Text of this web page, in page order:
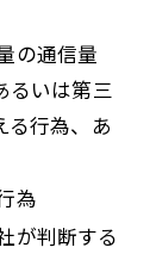
の通信量
るいは第三
る行為、あ
為
が判断する